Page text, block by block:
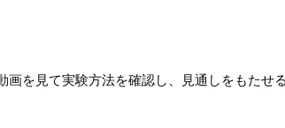
を見て実験方法を確認し、見通しをもたせ